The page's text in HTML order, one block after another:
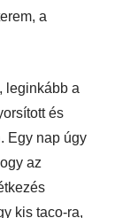
a
leginkább a
és
Egy nap úgy
az
kis taco-ra,